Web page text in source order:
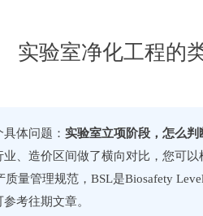
实验室净化工程的
体问题： 实验室立项阶段，怎么判
业、造价区间做了横向对比，您可
质量管理规范，BSL是Biosafety
参考往期文章。